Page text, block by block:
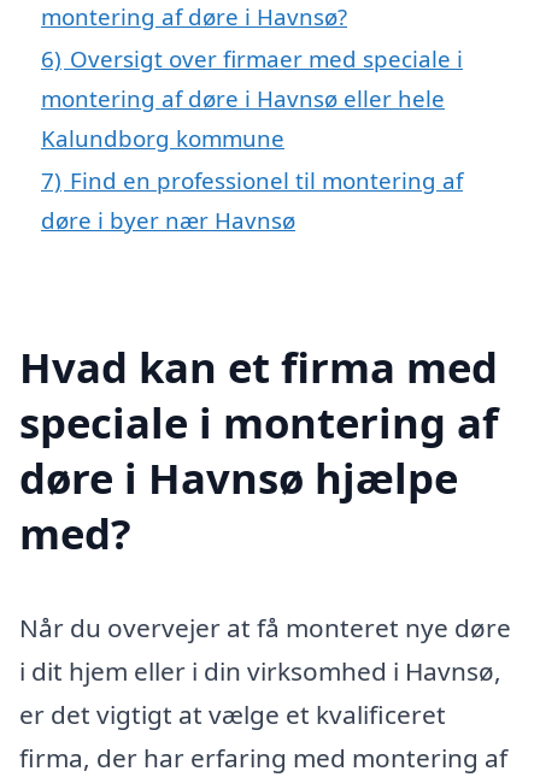
montering af døre i Havnsø?
6) Oversigt over firmaer med speciale i
montering af døre i Havnsø eller hele
Kalundborg kommune
7) Find en professionel til montering af
døre i byer nær Havnsø
Hvad kan et firma med
speciale i montering af
døre i Havnsø hjælpe
med?
Når du overvejer at få monteret nye døre
i dit hjem eller i din virksomhed i Havnsø,
er det vigtigt at vælge et kvalificeret
firma, der har erfaring med montering af